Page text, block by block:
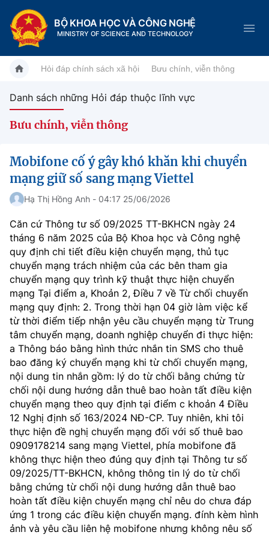
BỘ KHOA HỌC VÀ CÔNG NGHỆ
MINISTRY OF SCIENCE AND TECHNOLOGY
Chức năng nhiệm vụ
Cơ cấu tổ chức
Lịch sử phát triển
Sở Khoa học và Công nghệ
Tin tức sự kiện
Khoa học và Công nghệ
Đổi mới sáng tạo
Chuyển đổi số
Bưu chính, Viễn thông
Sở hữu trí tuệ
Tiêu chuẩn, đo lường, chất lượng
Năng lượng nguyên tử
Tin tổng hợp
Tin địa phương
Dịch vụ công
Hệ thống văn bản
Văn bản QPPL
Văn bản chỉ đạo điều hành
Lấy ý kiến người dân về dự thảo VBQPPL
MST IOFFICE
THỐNG KÊ
Khoa học và Công nghệ
Đổi mới sáng tạo
Chuyển đổi số
Bưu chính, Viễn thông
Sở hữu trí tuệ
Tiêu chuẩn, đo lường, chất lượng
Năng lượng nguyên tử
Multimedia
THƯ ĐIỆN TỬ
Khác
Videos
Infographic
Ảnh
Voice
Nhiệm vụ trọng tâm
Hỏi đáp chính sách xã hội Bưu chính, viễn thông
Danh sách những Hỏi đáp thuộc lĩnh vực
Bưu chính, viễn thông
Mobifone cố ý gây khó khăn khi chuyển
mạng giữ số sang mạng Viettel
Hạ Thị Hồng Anh - 04:17 25/06/2026
Căn cứ Thông tư số 09/2025 TT-BKHCN ngày 24
tháng 6 năm 2025 của Bộ Khoa học và Công nghệ
quy định chi tiết điều kiện chuyển mạng, thủ tục
chuyển mạng trách nhiệm của các bên tham gia
chuyển mạng quy trình kỹ thuật thực hiện chuyển
mạng Tại điểm a, Khoản 2, Điều 7 về Từ chối chuyển
mạng quy định: 2. Trong thời hạn 04 giờ làm việc kể
từ thời điểm tiếp nhận yêu cầu chuyển mạng từ Trung
tâm chuyển mạng, doanh nghiệp chuyển đi thực hiện:
a Thông báo bằng hình thức nhắn tin SMS cho thuê
bao đăng ký chuyển mạng khi từ chối chuyển mạng,
nội dung tin nhắn gồm: lý do từ chối bằng chứng từ
chối nội dung hướng dẫn thuê bao hoàn tất điều kiện
chuyển mạng theo quy định tại điểm c khoản 4 Điều
12 Nghị định số 163/2024 NĐ-CP. Tuy nhiên, khi tôi
thực hiện đề nghị chuyển mạng đối với số thuê bao
0909178214 sang mạng Viettel, phía mobifone đã
không thực hiện theo đúng quy định tại Thông tư số
09/2025/TT-BKHCN, không thông tin lý do từ chối
bằng chứng từ chối nội dung hướng dẫn thuê bao
hoàn tất điều kiện chuyển mạng chỉ nêu do chưa đáp
ứng 1 trong các điều kiện chuyển mạng. đính kèm hình
ảnh và yêu cầu liên hệ mobifone nhưng không nêu số